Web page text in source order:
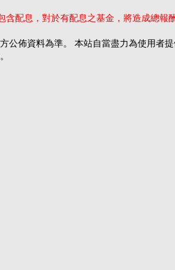
配息，對於有配息之基金，將造成總報
公佈資料為準。 本站自當盡力為使用者